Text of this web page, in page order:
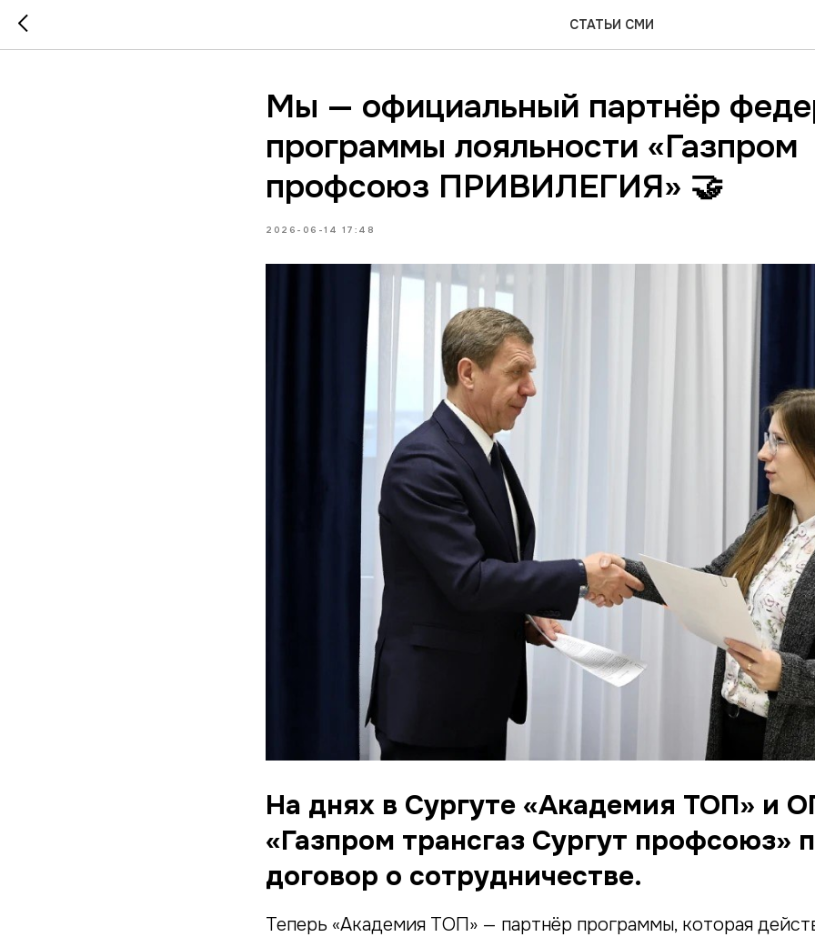
СТАТЬИ СМИ
Мы — официальный партнёр
программы лояльности «Газпром
профсоюз ПРИВИЛЕГИЯ» 🤝
2026-06-14 17:48
На днях в Сургуте «Академия ТОП» и
«Газпром трансгаз Сургут профсоюз»
договор о сотрудничестве.
Теперь «Академия ТОП» — партнёр программы, которая